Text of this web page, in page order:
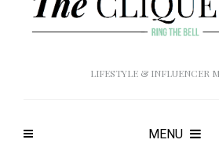
LIFESTYLE & INFLUENCER
MENU